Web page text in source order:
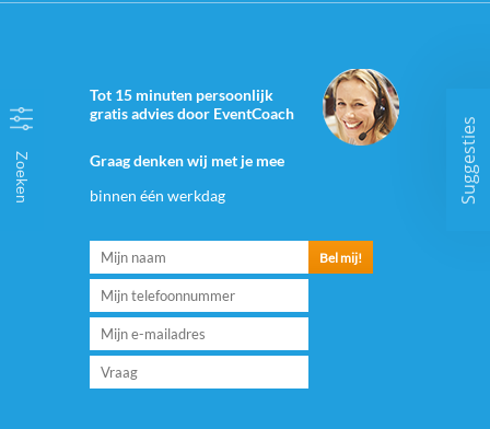
Zoeken
Tot 15 minuten persoonlijk
gratis advies door EventCoach
Graag denken wij met je mee
binnen één werkdag
Suggesties